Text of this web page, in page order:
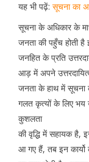
यह भी पढ़ें: सूचना का
सूचना के अधिकार के
जनता की पहुँच होती है
जनहित के प्रति
आड़ में अपने
जनता के हाथ में सूचना
गलत कृत्यों के लिए भय
कुशलता
की वृद्धि में सहायक है,
आ गए हैं, तब इन कार्यो